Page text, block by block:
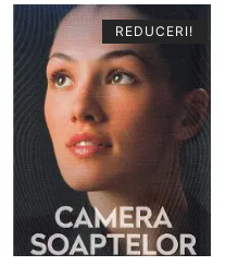
REDUCERI!